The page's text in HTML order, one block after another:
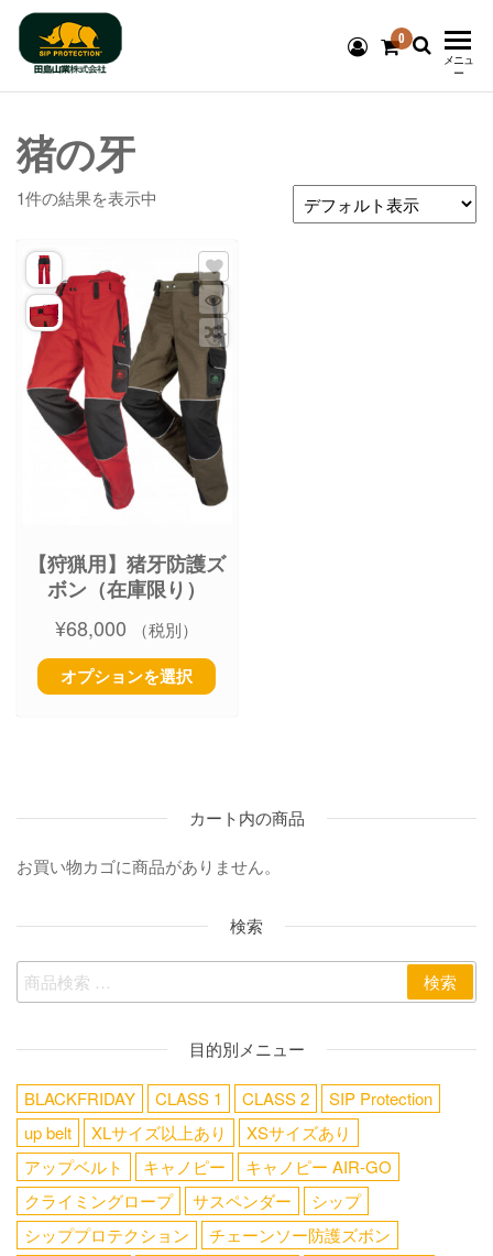
Protection®
国内代理店
⁂ 田島山業
株式会社
0
メニュ
ー
猪の牙
1件の結果を表示中
【狩猟用】猪牙防護ズ
ボン（在庫限り）
¥68,000
（税別）
オプションを選択
カート内の商品
お買い物カゴに商品がありません。
検索
検索
目的別メニュー
BLACKFRIDAY CLASS 1 CLASS 2
SIP Protection
up belt
XLサイズ以上あり
XSサイズあり
アップベルト
キャノピー
キャノピー AIR-GO
クライミングロープ
サスペンダー
シップ
シッププロテクション
チェーンソー防護ズボン